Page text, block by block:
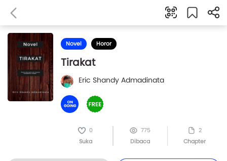
Novel Horor
Tirakat
Eric Shandy Admadinata
0
Suka
775
Dibaca
2
Chapter